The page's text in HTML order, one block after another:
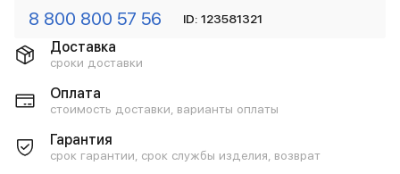
8 800 800 57 56 ID: 123581321
Доставка
сроки доставки
Оплата
стоимость доставки, варианты оплаты
Гарантия
срок гарантии, срок службы изделия, возврат